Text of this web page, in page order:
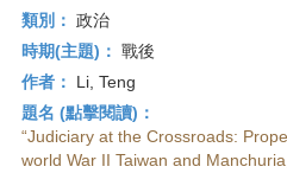
類別： 政治
時期(主題)： 戰後
作者：
Li, Teng
題名 (點擊閱讀)：
“Judiciary at the Crossroads:
world War II Taiwan and